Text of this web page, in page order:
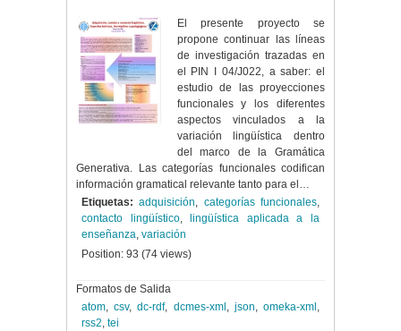
El presente proyecto se
propone continuar las líneas
de investigación trazadas en
el PIN I 04/J022, a saber: el
estudio de las proyecciones
funcionales y los diferentes
aspectos vinculados a la
variación lingüística dentro
del marco de la Gramática
Generativa. Las categorías funcionales codifican
información gramatical relevante tanto para el…
Etiquetas: adquisición, categorías funcionales,
contacto lingüístico,
lingüística aplicada a la
enseñanza, variación
Position: 93 (74 views)
Formatos de Salida
atom,csv,dc-rdf, dcmes-xml , json,omeka-xml ,
rss2, tei